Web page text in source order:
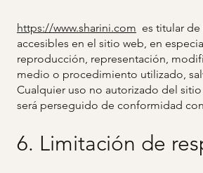
https://www.sharini.com es titular
accesibles en el sitio web, en
reproducción, representación,
medio o procedimiento utilizado,
Cualquier uso no autorizado del
será perseguido de conformidad
6. Limitación de